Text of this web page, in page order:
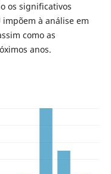
os significativos
à análise em
como as
anos.